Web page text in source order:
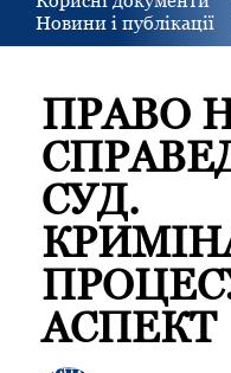
Новини і публікації
ПРАВО
СУД.
АСПЕКТ